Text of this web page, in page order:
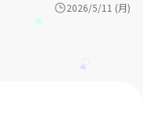
2026/5/11 (月)